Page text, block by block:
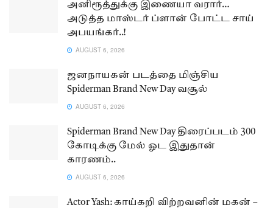
அனிரூத்துக்கு இணையா வரார்…
அடுத்த மாஸ்டர் ப்ளான் போட்ட சாய்
அபயங்கர்..!
AUGUST 6, 2026
ஜனநாயகன் படத்தை மிஞ்சிய
Spiderman Brand New Day வசூல்
AUGUST 6, 2026
Spiderman Brand New Day திரைப்படம் 300
கோடிக்கு மேல் ஓட இதுதான்
காரணம்..
AUGUST 6, 2026
Actor Yash: காய்கறி விற்றவனின் மகன் –